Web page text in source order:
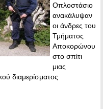
Οπλοστάσιο
ανακάλυψαν
οι άνδρες του
Τμήματος
Αποκορώνου
στο σπίτι
μιας
διαμερίσματος